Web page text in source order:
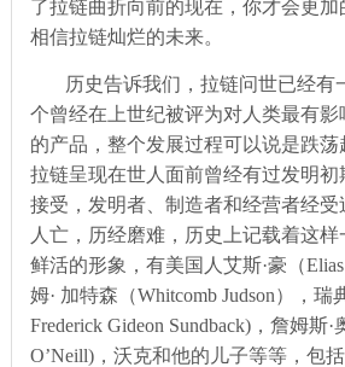
了拉链曲折向前的现在，你才会更
相信拉链灿烂的未来。
历史告诉我们，拉链问世已经有
个曾经在上世纪被评为对人类最有影
的产品，整个发展过程可以说是跌荡
拉链呈现在世人面前曾经有过发明初
接受，发明者、制造者和经营者经受
人亡，历经磨难，历史上记载着这样
鲜活的形象，有美国人艾斯·豪（
姆· 加特森（Whitcomb Judson），瑞
Frederick Gideon Sundback)，詹姆斯·
O’Neill)，沃克和他的儿子等等，包